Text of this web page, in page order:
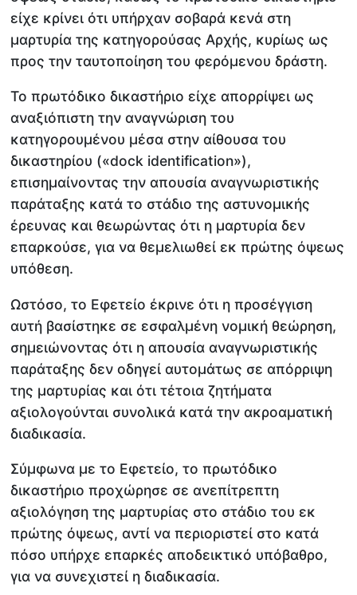
είχε κρίνει ότι υπήρχαν σοβαρά κενά στη
μαρτυρία της κατηγορούσας Αρχής, κυρίως ως
προς την ταυτοποίηση του φερόμενου δράστη.
Το πρωτόδικο δικαστήριο είχε απορρίψει ως
αναξιόπιστη την αναγνώριση του
κατηγορουμένου μέσα στην αίθουσα του
δικαστηρίου («dock identification»),
επισημαίνοντας την απουσία αναγνωριστικής
παράταξης κατά το στάδιο της αστυνομικής
έρευνας και θεωρώντας ότι η μαρτυρία δεν
επαρκούσε, για να θεμελιωθεί εκ πρώτης όψεως
υπόθεση.
Ωστόσο, το Εφετείο έκρινε ότι η προσέγγιση
αυτή βασίστηκε σε εσφαλμένη νομική θεώρηση,
σημειώνοντας ότι η απουσία αναγνωριστικής
παράταξης δεν οδηγεί αυτομάτως σε απόρριψη
της μαρτυρίας και ότι τέτοια ζητήματα
αξιολογούνται συνολικά κατά την ακροαματική
διαδικασία.
Σύμφωνα με το Εφετείο, το πρωτόδικο
δικαστήριο προχώρησε σε ανεπίτρεπτη
αξιολόγηση της μαρτυρίας στο στάδιο του εκ
πρώτης όψεως, αντί να περιοριστεί στο κατά
πόσο υπήρχε επαρκές αποδεικτικό υπόβαθρο,
για να συνεχιστεί η διαδικασία.